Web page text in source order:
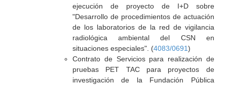
ejecución de proyecto de I+D sobre
"Desarrollo de procedimientos de actuación
de los laboratorios de la red de vigilancia
radiológica ambiental del CSN en
situaciones especiales". (4083/0691)
Contrato de Servicios para realización de
pruebas PET TAC para proyectos de
investigación de la Fundación Pública